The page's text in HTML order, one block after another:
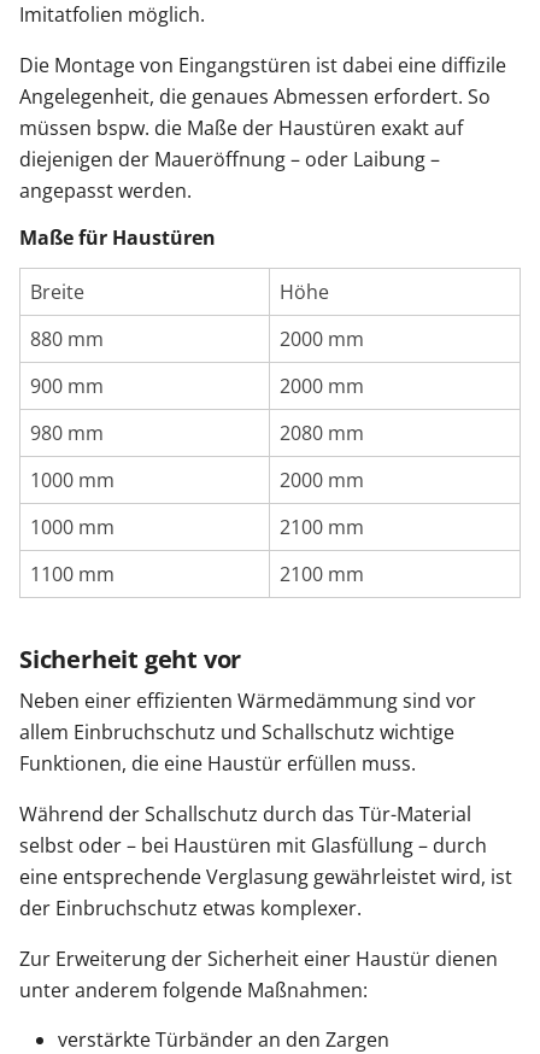
Imitatfolien möglich.
Die Montage von Eingangstüren ist dabei eine diffizile
Angelegenheit, die genaues Abmessen erfordert. So
müssen bspw. die Maße der Haustüren exakt auf
diejenigen der Maueröffnung – oder Laibung –
angepasst werden.
Maße für Haustüren
Breite
Höhe
880 mm
2000 mm
900 mm
2000 mm
980 mm
2080 mm
1000 mm
2000 mm
1000 mm
2100 mm
1100 mm
2100 mm
Sicherheit geht vor
Neben einer effizienten Wärmedämmung sind vor
allem Einbruchschutz und Schallschutz wichtige
Funktionen, die eine Haustür erfüllen muss.
Während der Schallschutz durch das Tür-Material
selbst oder – bei Haustüren mit Glasfüllung – durch
eine entsprechende Verglasung gewährleistet wird, ist
der Einbruchschutz etwas komplexer.
Zur Erweiterung der Sicherheit einer Haustür dienen
unter anderem folgende Maßnahmen:
verstärkte Türbänder an den Zargen